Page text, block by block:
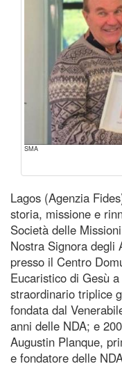
SMA
Lagos (Agenzia
storia, missione e
Società delle
Nostra Signora degli
presso il Centro
Eucaristico di Gesù
straordinario triplice
fondata dal
anni delle NDA; e
Augustin Planque,
e fondatore delle